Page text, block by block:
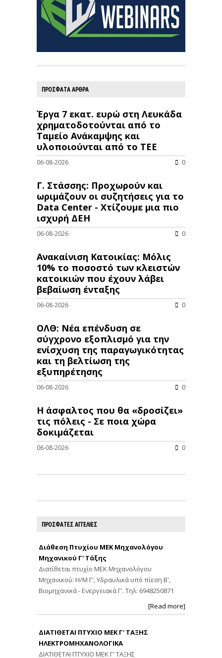
ΠΡΟΣΦΑΤΑ ΑΡΘΡΑ
Έργα 7 εκατ. ευρώ στη Λευκάδα
χρηματοδοτούνται από το
Ταμείο Ανάκαμψης και
υλοποιούνται από το ΤΕΕ
06-08-2026 0
Γ. Στάσσης: Προχωρούν και
ωριμάζουν οι συζητήσεις για το
Data Center - Χτίζουμε μια πιο
ισχυρή ΔΕΗ
06-08-2026 0
Ανακαίνιση Κατοικίας: Μόλις
10% το ποσοστό των κλειστών
κατοικιών που έχουν λάβει
βεβαίωση ένταξης
06-08-2026 0
ΟΛΘ: Νέα επένδυση σε
σύγχρονο εξοπλισμό για την
ενίσχυση της παραγωγικότητας
και τη βελτίωση της
εξυπηρέτησης
06-08-2026 0
Η άσφαλτος που θα «δροσίζει»
τις πόλεις - Σε ποια χώρα
δοκιμάζεται
06-08-2026 0
ΠΡΟΣΦΑΤΕΣ ΑΓΓΕΛΙΕΣ
Διάθεση Πτυχίου ΜΕΚ Μηχανολόγου
Μηχανικού Γ' Τάξης
Διατίθεται πτυχίο ΜΕΚ Μηχανολόγου
Μηχανικού: Η/Μ Γ', Υδραυλικά υπό πίεση Β',
Βιομηχανικά - Ενεργειακά Γ'. Τηλ: 6948250871
[Read more]
ΔΙΑΤΙΘΕΤΑΙ ΠΤΥΧΙΟ ΜΕΚ Γ' ΤΑΞΗΣ
ΗΛΕΚΤΡΟΜΗΧΑΝΟΛΟΓΙΚΑ
ΔΙΑΤΙΘΕΤΑΙ ΠΤΥΧΙΟ ΜΕΚ Γ' ΤΑΞΗΣ